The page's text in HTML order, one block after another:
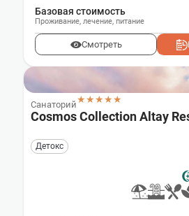
Базовая стоимость
Проживание, лечение, питание
Смотреть
Санаторий★★★★★
Cosmos Collection Altay
Детокс